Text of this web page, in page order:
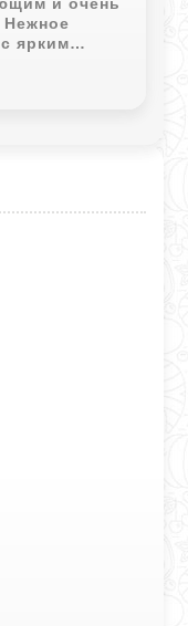
Нежное
ярким